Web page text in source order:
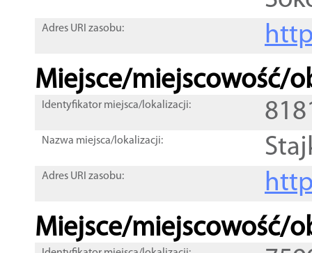
Adres URI zasobu:
Miejsce/miejscowość/
Identyfikator miejsca/lokalizacji:
Nazwa miejsca/lokalizacji:
Adres URI zasobu:
Miejsce/miejscowość/